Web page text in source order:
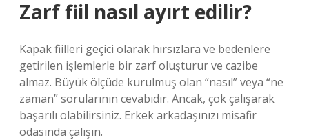
Zarf fiil nasıl ayırt edilir?
Kapak fiilleri geçici olarak hırsızlara ve bedenlere
getirilen işlemlerle bir zarf oluşturur ve cazibe
almaz. Büyük ölçüde kurulmuş olan “nasıl” veya “ne
zaman” sorularının cevabıdır. Ancak, çok çalışarak
başarılı olabilirsiniz. Erkek arkadaşınızı misafir
odasında çalışın.